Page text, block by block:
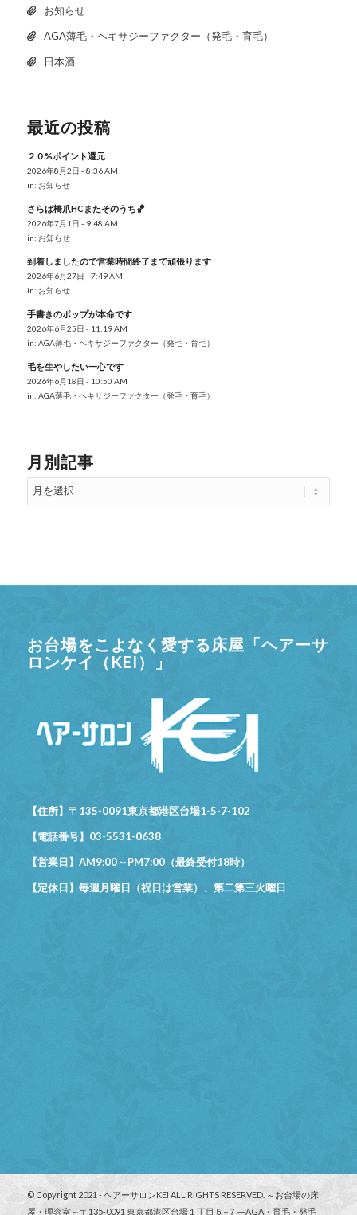
お知らせ
AGA薄毛・ヘキサジーファクター（発毛・育毛）
日本酒
最近の投稿
２０%ポイント還元
2026年8月2日 - 8:36 AM
in: お知らせ
さらば橋爪HCまたそのうち🏀
2026年7月1日 - 9:48 AM
in: お知らせ
到着しましたので営業時間終了まで頑張ります
2026年6月27日 - 7:49 AM
in: お知らせ
手書きのポップが本命です
2026年6月25日 - 11:19 AM
in: AGA薄毛・ヘキサジーファクター（発毛・育毛）
毛を生やしたい一心です
2026年6月18日 - 10:50 AM
in: AGA薄毛・ヘキサジーファクター（発毛・育毛）
月別記事
お台場をこよなく愛する床屋「ヘアーサ
ロンケイ（KEI）」
【住所】〒135-0091東京都港区台場1-5-7-102
【電話番号】03-5531-0638
【営業日】AM9:00～PM7:00（最終受付18時）
【定休日】毎週月曜日（祝日は営業）、第二第三火曜日
© Copyright 2021 - ヘアーサロンKEI ALL RIGHTS RESERVED. ～お台場の床
屋・理容室～〒135-0091 東京都港区台場１丁目５−７―AGA・育毛・発毛